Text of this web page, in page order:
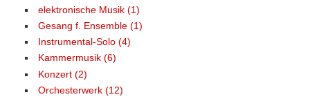
elektronische Musik (1)
Gesang f. Ensemble (1)
Instrumental-Solo (4)
Kammermusik (6)
Konzert (2)
Orchesterwerk (12)